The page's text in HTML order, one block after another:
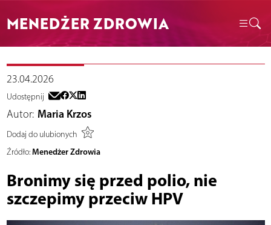
MENEDŻER ZDROWIA
23.04.2026
Udostępnij
Autor: Maria Krzos
Dodaj do ulubionych
Źródło: Menedżer Zdrowia
Bronimy się przed polio, nie
szczepimy przeciw HPV